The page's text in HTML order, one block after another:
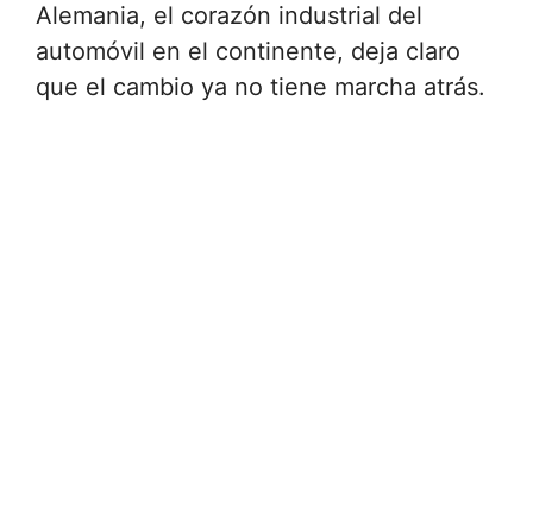
Alemania, el corazón industrial del
automóvil en el continente, deja claro
que el cambio ya no tiene marcha atrás.